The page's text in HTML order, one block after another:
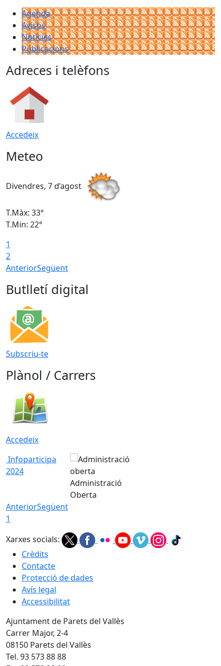
Agenda
Avisos
Notícies
Publicacions
Adreces i telèfons
Accedeix
Meteo
Divendres, 7 d’agost
T.Màx: 33°
T.Min: 22°
1
2
AnteriorSegüent
Butlletí digital
Subscriu-te
Plànol / Carrers
Accedeix
Infoparticipa
2024
Administració
Oberta
AnteriorSegüent
1
Xarxes socials:
Crèdits
Contacte
Protecció de dades
Avís legal
Accessibilitat
Ajuntament de Parets del Vallès
Carrer Major, 2-4
08150 Parets del Vallès
Tel. 93 573 88 88